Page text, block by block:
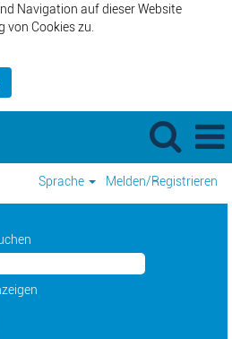
Navigation auf dieser Website
von Cookies zu.
Sprache Melden/Registrieren